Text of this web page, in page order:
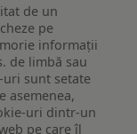
de un
pe
informații
de limbă sau
uri sunt setate
asemenea,
uri dintr-un
pe care îl